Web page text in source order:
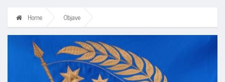
Home Objave